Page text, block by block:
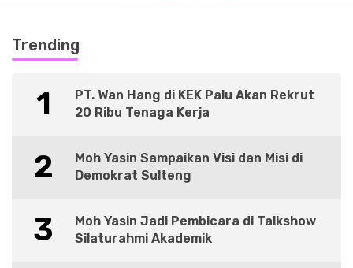
Trending
1
PT. Wan Hang di KEK Palu Akan Rekrut
20 Ribu Tenaga Kerja
2
Moh Yasin Sampaikan Visi dan Misi di
Demokrat Sulteng
3
Moh Yasin Jadi Pembicara di Talkshow
Silaturahmi Akademik